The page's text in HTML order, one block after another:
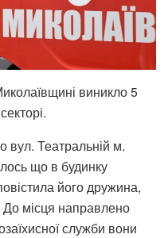
виникло 5
вул. Театральній м.
що в будинку
його дружина,
До місця направлено
служби вони